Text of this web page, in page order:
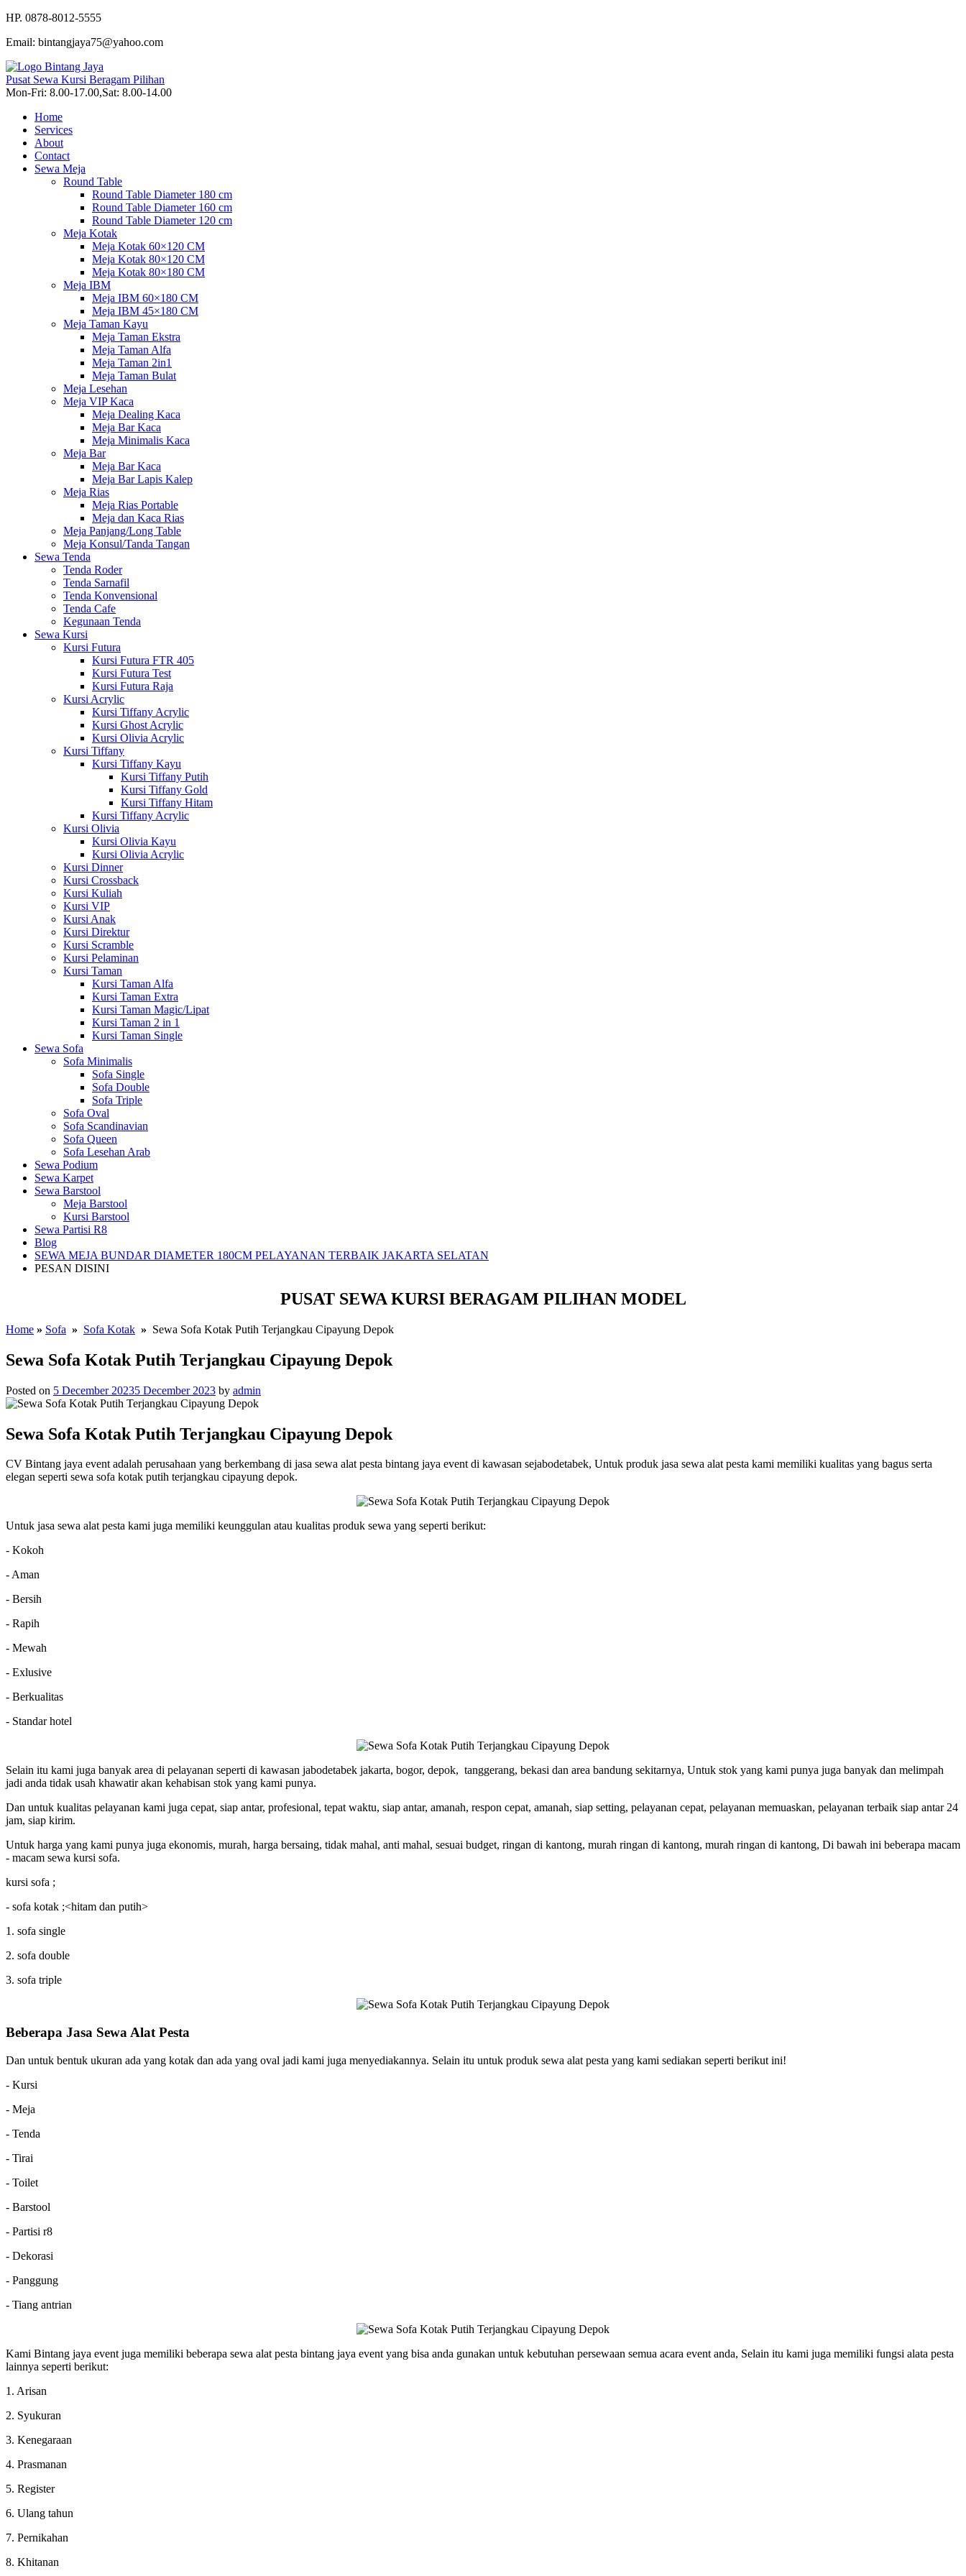
HP. 0878-8012-5555
Email: bintangjaya75@yahoo.com
Pusat Sewa Kursi Beragam Pilihan
Mon-Fri: 8.00-17.00,Sat: 8.00-14.00
Home
Services
About
Contact
Sewa Meja
Round Table
Round Table Diameter 180 cm
Round Table Diameter 160 cm
Round Table Diameter 120 cm
Meja Kotak
Meja Kotak 60×120 CM
Meja Kotak 80×120 CM
Meja Kotak 80×180 CM
Meja IBM
Meja IBM 60×180 CM
Meja IBM 45×180 CM
Meja Taman Kayu
Meja Taman Ekstra
Meja Taman Alfa
Meja Taman 2in1
Meja Taman Bulat
Meja Lesehan
Meja VIP Kaca
Meja Dealing Kaca
Meja Bar Kaca
Meja Minimalis Kaca
Meja Bar
Meja Bar Kaca
Meja Bar Lapis Kalep
Meja Rias
Meja Rias Portable
Meja dan Kaca Rias
Meja Panjang/Long Table
Meja Konsul/Tanda Tangan
Sewa Tenda
Tenda Roder
Tenda Sarnafil
Tenda Konvensional
Tenda Cafe
Kegunaan Tenda
Sewa Kursi
Kursi Futura
Kursi Futura FTR 405
Kursi Futura Test
Kursi Futura Raja
Kursi Acrylic
Kursi Tiffany Acrylic
Kursi Ghost Acrylic
Kursi Olivia Acrylic
Kursi Tiffany
Kursi Tiffany Kayu
Kursi Tiffany Putih
Kursi Tiffany Gold
Kursi Tiffany Hitam
Kursi Tiffany Acrylic
Kursi Olivia
Kursi Olivia Kayu
Kursi Olivia Acrylic
Kursi Dinner
Kursi Crossback
Kursi Kuliah
Kursi VIP
Kursi Anak
Kursi Direktur
Kursi Scramble
Kursi Pelaminan
Kursi Taman
Kursi Taman Alfa
Kursi Taman Extra
Kursi Taman Magic/Lipat
Kursi Taman 2 in 1
Kursi Taman Single
Sewa Sofa
Sofa Minimalis
Sofa Single
Sofa Double
Sofa Triple
Sofa Oval
Sofa Scandinavian
Sofa Queen
Sofa Lesehan Arab
Sewa Podium
Sewa Karpet
Sewa Barstool
Meja Barstool
Kursi Barstool
Sewa Partisi R8
Blog
SEWA MEJA BUNDAR DIAMETER 180CM PELAYANAN TERBAIK JAKARTA SELATAN
PESAN DISINI
PUSAT SEWA KURSI BERAGAM PILIHAN MODEL
Home » Sofa » Sofa Kotak » Sewa Sofa Kotak Putih Terjangkau Cipayung Depok
Sewa Sofa Kotak Putih Terjangkau Cipayung Depok
Posted on 5 December 20235 December 2023 by admin
Sewa Sofa Kotak Putih Terjangkau Cipayung Depok
CV Bintang jaya event adalah perusahaan yang berkembang di jasa sewa alat pesta bintang jaya event di kawasan sejabodetabek, Untuk produk jasa sewa alat pesta kami memiliki kualitas yang bagus serta
elegan seperti sewa sofa kotak putih terjangkau cipayung depok.
Untuk jasa sewa alat pesta kami juga memiliki keunggulan atau kualitas produk sewa yang seperti berikut:
- Kokoh
- Aman
- Bersih
- Rapih
- Mewah
- Exlusive
- Berkualitas
- Standar hotel
Selain itu kami juga banyak area di pelayanan seperti di kawasan jabodetabek jakarta, bogor, depok, tanggerang, bekasi dan area bandung sekitarnya, Untuk stok yang kami punya juga banyak dan melimpah
jadi anda tidak usah khawatir akan kehabisan stok yang kami punya.
Dan untuk kualitas pelayanan kami juga cepat, siap antar, profesional, tepat waktu, siap antar, amanah, respon cepat, amanah, siap setting, pelayanan cepat, pelayanan memuaskan, pelayanan terbaik siap antar 24
jam, siap kirim.
Untuk harga yang kami punya juga ekonomis, murah, harga bersaing, tidak mahal, anti mahal, sesuai budget, ringan di kantong, murah ringan di kantong, murah ringan di kantong, Di bawah ini beberapa macam
- macam sewa kursi sofa.
kursi sofa ;
- sofa kotak ;<hitam dan putih>
1. sofa single
2. sofa double
3. sofa triple
Beberapa Jasa Sewa Alat Pesta
Dan untuk bentuk ukuran ada yang kotak dan ada yang oval jadi kami juga menyediakannya. Selain itu untuk produk sewa alat pesta yang kami sediakan seperti berikut ini!
- Kursi
- Meja
- Tenda
- Tirai
- Toilet
- Barstool
- Partisi r8
- Dekorasi
- Panggung
- Tiang antrian
Kami Bintang jaya event juga memiliki beberapa sewa alat pesta bintang jaya event yang bisa anda gunakan untuk kebutuhan persewaan semua acara event anda, Selain itu kami juga memiliki fungsi alata pesta
lainnya seperti berikut:
1. Arisan
2. Syukuran
3. Kenegaraan
4. Prasmanan
5. Register
6. Ulang tahun
7. Pernikahan
8. Khitanan